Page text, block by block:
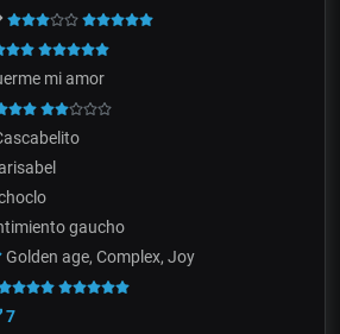
mi amor
gaucho
Golden age, Complex, Joy
7